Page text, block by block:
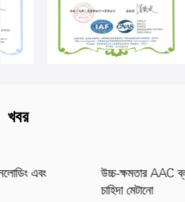
খবর
উচ্চ-ক্ষমতার AAC ব্লক উৎপাদন লাইন: গ্রীন